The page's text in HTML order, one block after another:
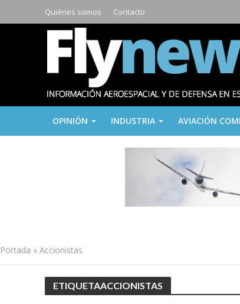
Quiénes somos Contacto
OPINIÓN INDUSTRIA AVIACIÓN
Portada » Accionistas
ETIQUETAACCIONISTAS